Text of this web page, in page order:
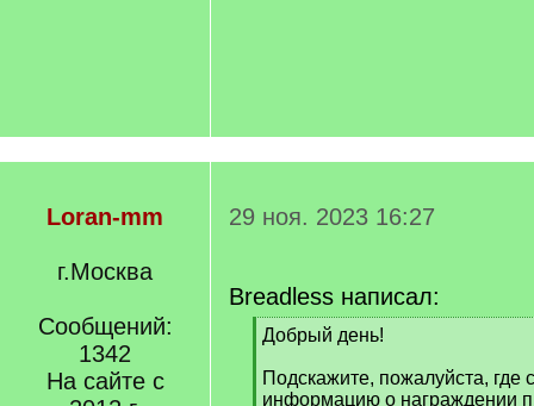
Loran-mm
г.Москва
Сообщений:
1342
На сайте с
29 ноя. 2023 16:27
Breadless написал:
[
]
Добрый день!
Подскажите, пожалуйста, где
информацию о награждении